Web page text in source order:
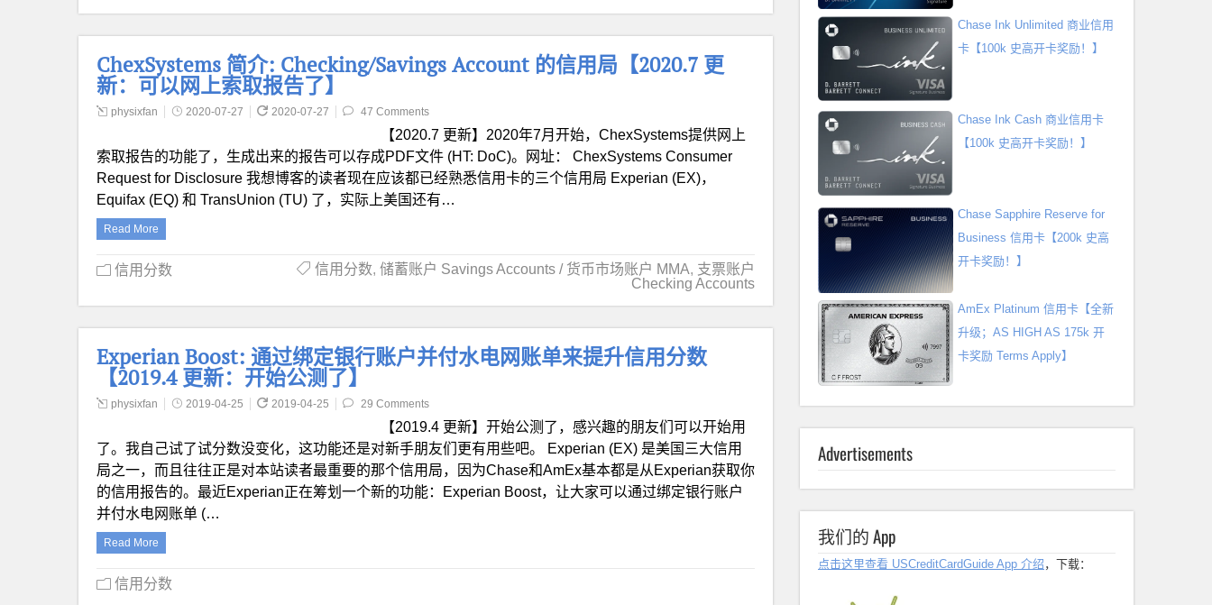
ChexSystems 简介: Checking/Savings Account 的信用局【2020.7 更
新：可以网上索取报告了】
physixfan 2020-07-27 2020-07-27 47 Comments
【2020.7 更新】2020年7月开始，ChexSystems提供网上
索取报告的功能了，生成出来的报告可以存成PDF文件 (HT: DoC)。网址： ChexSystems Consumer
Request for Disclosure 我想博客的读者现在应该都已经熟悉信用卡的三个信用局 Experian (EX)，
Equifax (EQ) 和 TransUnion (TU) 了，实际上美国还有…
Read More
信用分数 信用分数, 储蓄账户 Savings Accounts / 货币市场账户 MMA, 支票账户
Checking Accounts
Experian Boost: 通过绑定银行账户并付水电网账单来提升信用分数
【2019.4 更新：开始公测了】
physixfan 2019-04-25 2019-04-25 29 Comments
【2019.4 更新】开始公测了，感兴趣的朋友们可以开始用
了。我自己试了试分数没变化，这功能还是对新手朋友们更有用些吧。 Experian (EX) 是美国三大信用
局之一，而且往往正是对本站读者最重要的那个信用局，因为Chase和AmEx基本都是从Experian获取你
的信用报告的。最近Experian正在筹划一个新的功能：Experian Boost，让大家可以通过绑定银行账户
并付水电网账单 (…
Read More
信用分数
Chase Ink Unlimited 商业信用
卡【100k 史高开卡奖励！】
Chase Ink Cash 商业信用卡
【100k 史高开卡奖励！】
Chase Sapphire Reserve for
Business 信用卡【200k 史高
开卡奖励！】
AmEx Platinum 信用卡【全新
升级；AS HIGH AS 175k 开
卡奖励 Terms Apply】
Advertisements
我们的 App
点击这里查看 USCreditCardGuide App 介绍 ，下载：